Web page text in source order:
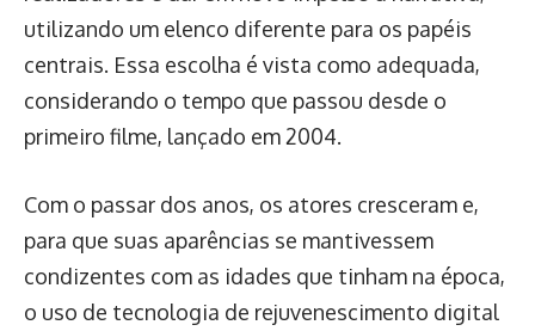
utilizando um elenco diferente para os papéis
centrais. Essa escolha é vista como adequada,
considerando o tempo que passou desde o
primeiro filme, lançado em 2004.
Com o passar dos anos, os atores cresceram e,
para que suas aparências se mantivessem
condizentes com as idades que tinham na época,
o uso de tecnologia de rejuvenescimento digital